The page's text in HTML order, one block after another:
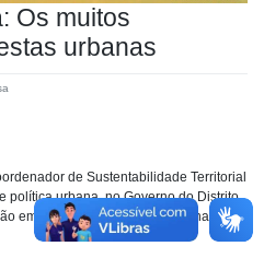
Os muitos
urbanas
de Sustentabilidade Territorial
política urbana, no Governo do Distrito
em Arquitetura da Paisagem, na PUC